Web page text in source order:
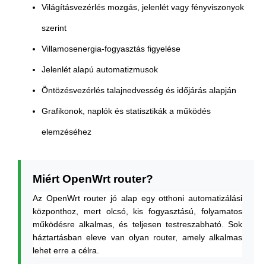
Világításvezérlés mozgás, jelenlét vagy fényviszonyok
szerint
Villamosenergia-fogyasztás figyelése
Jelenlét alapú automatizmusok
Öntözésvezérlés talajnedvesség és időjárás alapján
Grafikonok, naplók és statisztikák a működés
elemzéséhez
Miért OpenWrt router?
Az OpenWrt router jó alap egy otthoni automatizálási
központhoz, mert olcsó, kis fogyasztású, folyamatos
működésre alkalmas, és teljesen testreszabható. Sok
háztartásban eleve van olyan router, amely alkalmas
lehet erre a célra.